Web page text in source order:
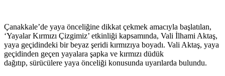
Çanakkale’de yaya önceliğine dikkat çekmek amacıyla başlatılan,
‘Yayalar Kırmızı Çizgimiz’ etkinliği kapsamında, Vali İlhami Aktaş,
yaya geçidindeki bir beyaz şeridi kırmızıya boyadı. Vali Aktaş, yaya
geçidinden geçen yayalara şapka ve kırmızı düdük
dağıtıp, sürücülere yaya önceliği konusunda uyarılarda bulundu.